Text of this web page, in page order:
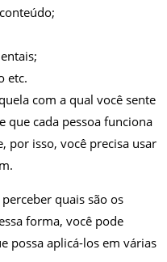
etc.
com a qual você sente
que cada pessoa funciona
por isso, você precisa usar
quais são os
forma, você pode
possa aplicá-los em várias